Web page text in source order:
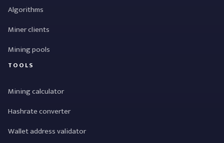
Algorithms
Miner clients
Mining pools
TOOLS
Mining calculator
Hashrate converter
Wallet address validator